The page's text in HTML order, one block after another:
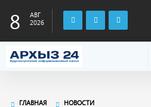
8
АВГ
2026
ГЛАВНАЯ
НОВОСТИ